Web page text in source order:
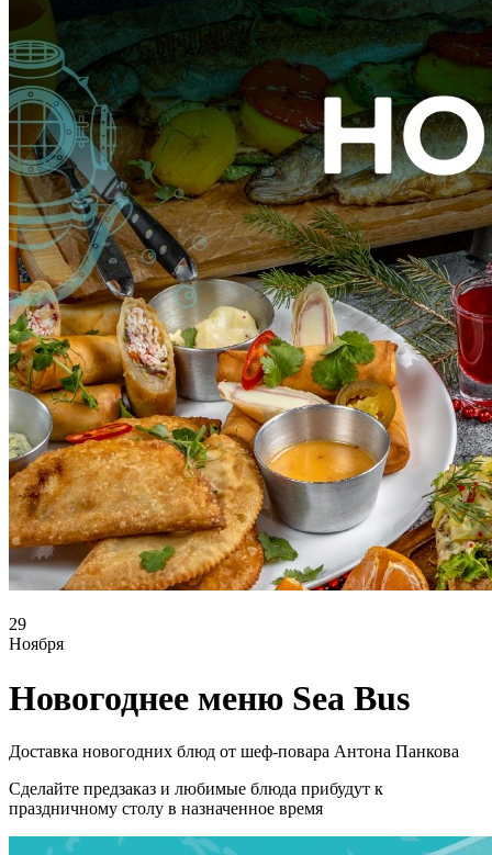
29
Ноября
Новогоднее меню Sea Bus
Доставка новогодних блюд от шеф-повара Антона Панкова
Сделайте предзаказ и любимые блюда прибудут к
праздничному столу в назначенное время